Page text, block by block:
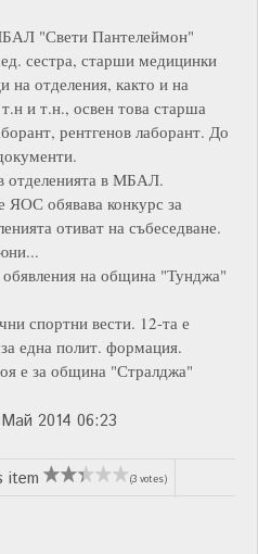
"Свети Пантелеймон"
сестра, старши медицинки
на отделения, както и на
и т.н., освен това старша
рентгенов лаборант. До
отделенията в МБАЛ.
ЯОС обявава конкурс за
отиват на събеседване.
на община "Тунджа"
спортни вести. 12-та е
за една полит. формация.
е за община "Стралджа"
2014 06:23
item (3 votes)